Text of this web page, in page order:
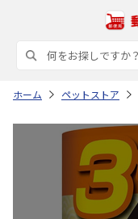
ホーム ペットストア